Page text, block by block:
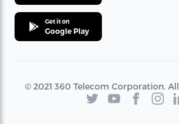
Get it on
Google Play
© 2021 360 Telecom Corporation.